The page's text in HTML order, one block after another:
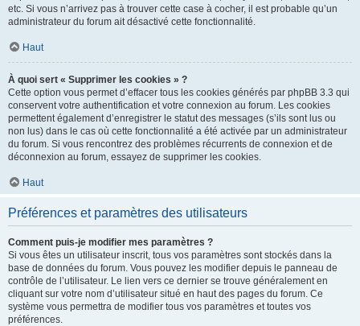
etc. Si vous n’arrivez pas à trouver cette case à cocher, il est probable qu’un
administrateur du forum ait désactivé cette fonctionnalité.
Haut
À quoi sert « Supprimer les cookies » ?
Cette option vous permet d’effacer tous les cookies générés par phpBB 3.3 qui
conservent votre authentification et votre connexion au forum. Les cookies
permettent également d’enregistrer le statut des messages (s’ils sont lus ou
non lus) dans le cas où cette fonctionnalité a été activée par un administrateur
du forum. Si vous rencontrez des problèmes récurrents de connexion et de
déconnexion au forum, essayez de supprimer les cookies.
Haut
Préférences et paramètres des utilisateurs
Comment puis-je modifier mes paramètres ?
Si vous êtes un utilisateur inscrit, tous vos paramètres sont stockés dans la
base de données du forum. Vous pouvez les modifier depuis le panneau de
contrôle de l’utilisateur. Le lien vers ce dernier se trouve généralement en
cliquant sur votre nom d’utilisateur situé en haut des pages du forum. Ce
système vous permettra de modifier tous vos paramètres et toutes vos
préférences.